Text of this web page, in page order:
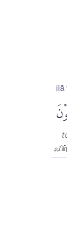
ilā